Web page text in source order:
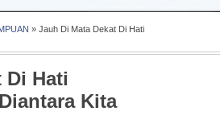
» Jauh Di Mata Dekat Di Hati
Di Hati
Kita